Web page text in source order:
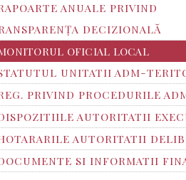
ANUALE PRIVIND
DECIZIONALĂ
OFICIAL LOCAL
UNITATII ADM-
PRIVIND PROCEDURILE
AUTORITATII
AUTORITATII
SI INFORMATII